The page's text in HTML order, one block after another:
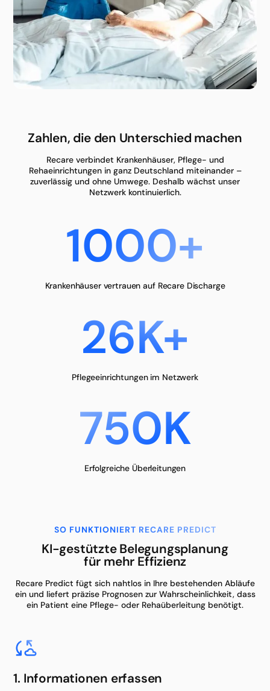
Zahlen, die den Unterschied machen
Recare verbindet Krankenhäuser, Pflege- und
Rehaeinrichtungen in ganz Deutschland miteinander –
zuverlässig und ohne Umwege. Deshalb wächst unser
Netzwerk kontinuierlich.
1000+
Krankenhäuser vertrauen auf Recare Discharge
26K+
Pflegeeinrichtungen im Netzwerk
750K
Erfolgreiche Überleitungen
SO FUNKTIONIERT RECARE PREDICT
KI-gestützte Belegungsplanung
für mehr Effizienz
Recare Predict fügt sich nahtlos in Ihre bestehenden Abläufe
ein und liefert präzise Prognosen zur Wahrscheinlichkeit, dass
ein Patient eine Pflege- oder Rehaüberleitung benötigt.
1. Informationen erfassen